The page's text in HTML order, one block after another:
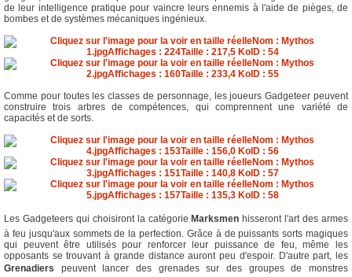
de leur intelligence pratique pour vaincre leurs ennemis à l'aide de pièges, de
bombes et de systèmes mécaniques ingénieux.
Comme pour toutes les classes de personnage, les joueurs Gadgeteer peuvent
construire trois arbres de compétences, qui comprennent une variété de
capacités et de sorts.
Les Gadgeteers qui choisiront la catégorie  Marksmen  hisseront l'art des armes
à feu jusqu'aux sommets de la perfection. Grâce à de puissants sorts magiques
qui peuvent être utilisés pour renforcer leur puissance de feu, même les
opposants se trouvant à grande distance auront peu d'espoir. D'autre part, les
Grenadiers  peuvent lancer des grenades sur des groupes de monstres